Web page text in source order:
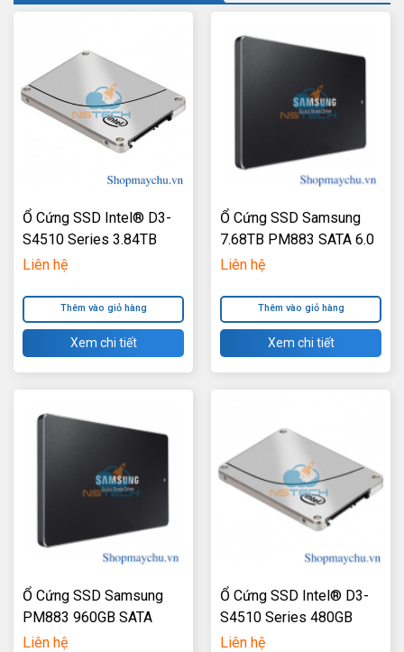
Ổ Cứng SSD Intel® D3-
S4510 Series 3.84TB
2.5inch SATA 6Gb/S 3D2
Liên hệ
Thêm vào giỏ hàng
Xem chi tiết
Ổ Cứng SSD Samsung
7.68TB PM883 SATA 6.0
Gbps 2.5inch
Liên hệ
Thêm vào giỏ hàng
Xem chi tiết
Ổ Cứng SSD Samsung
PM883 960GB SATA
6Gb/S V4 TLC VNAND
Liên hệ
Ổ Cứng SSD Intel® D3-
S4510 Series 480GB
2.5inch SATA 6Gb/S 3D2
Liên hệ